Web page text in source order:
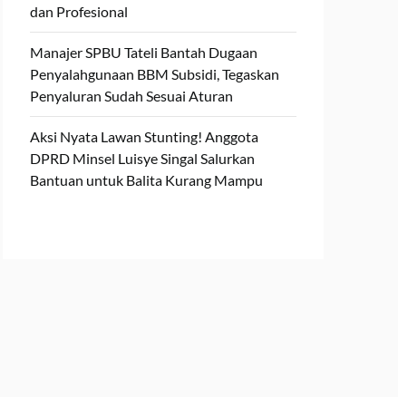
dan Profesional
Manajer SPBU Tateli Bantah Dugaan
Penyalahgunaan BBM Subsidi, Tegaskan
Penyaluran Sudah Sesuai Aturan
Aksi Nyata Lawan Stunting! Anggota
DPRD Minsel Luisye Singal Salurkan
Bantuan untuk Balita Kurang Mampu